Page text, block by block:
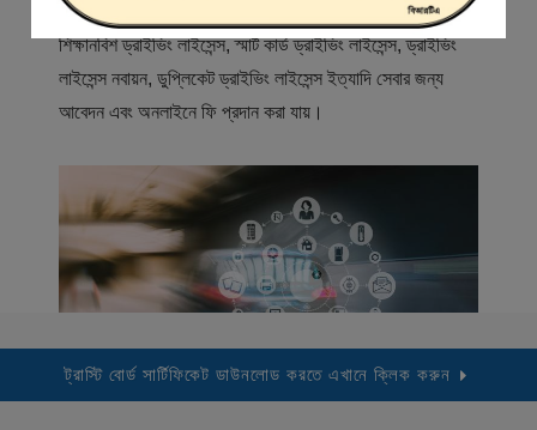
মোটরযান মালিক, মোটরযান বিক্রেতাদের নিবন্ধিত করা হয় এবং
শিক্ষানবিশ ড্রাইভিং লাইসেন্স, স্মার্ট কার্ড ড্রাইভিং লাইসেন্স, ড্রাইভিং
লাইসেন্স নবায়ন, ডুপ্লিকেট ড্রাইভিং লাইসেন্স ইত্যাদি সেবার জন্য
আবেদন এবং অনলাইনে ফি প্রদান করা যায়।
ট্রাস্টি বোর্ড সার্টিফিকেট ডাউনলোড করতে এখানে ক্লিক করুন